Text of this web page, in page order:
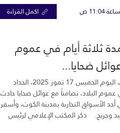
اكمل القراءة
ثلاثة أيام في عموم
ضحايا...
أعلن مجلس الوزراء العراقي، اليوم الخميس 17 تموز 2025، الحداد
البلاد، تضامناً مع عوائل ضحايا حادث
الأسواق التجارية بمدينة الكوت، وأسفر
وجريح. ذكر المكتب الإعلامي لرئيس